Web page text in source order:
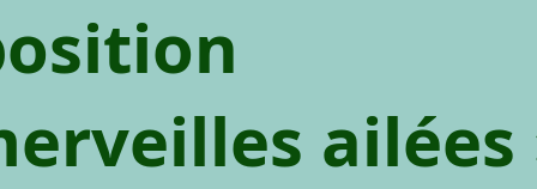
ailées